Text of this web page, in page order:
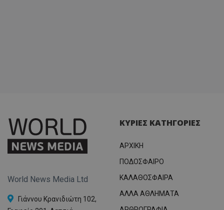
World News Media Ltd
Γιάννου Κρανιδιώτη 102,
ΚΥΡΙΕΣ ΚΑΤΗΓΟΡΙΕΣ
ΑΡΧΙΚΗ
ΠΟΔΟΣΦΑΙΡΟ
ΚΑΛΑΘΟΣΦΑΙΡΑ
ΑΛΛΑ ΑΘΛΗΜΑΤΑ